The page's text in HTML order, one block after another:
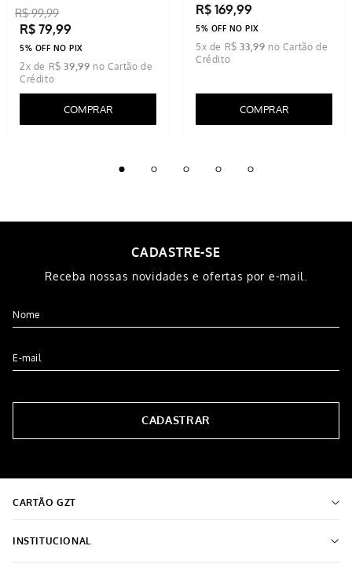
R$ 99,99
R$ 79,99
5% OFF NO PIX
2x de R$ 39 ,99
COMPRAR
R$ 169,99
5% OFF NO PIX
5x de R$ 33 ,99
COMPRAR
CADASTRE-SE
Receba nossas novidades e ofertas por e-mail.
CADASTRAR
CARTÃO GZT
INSTITUCIONAL